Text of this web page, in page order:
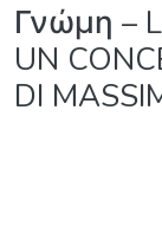
Γνώμη –
UN
DI